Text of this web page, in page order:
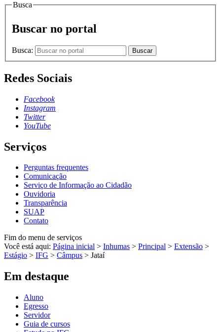
Busca
Buscar no portal
Busca: Buscar
Redes Sociais
Facebook
Instagram
Twitter
YouTube
Serviços
Perguntas frequentes
Comunicação
Serviço de Informação ao Cidadão
Ouvidoria
Transparência
SUAP
Contato
Fim do menu de serviços
Você está aqui: Página inicial > Inhumas > Principal > Extensão >
Estágio > IFG > Câmpus > Jataí
Em destaque
Aluno
Egresso
Servidor
Guia de cursos